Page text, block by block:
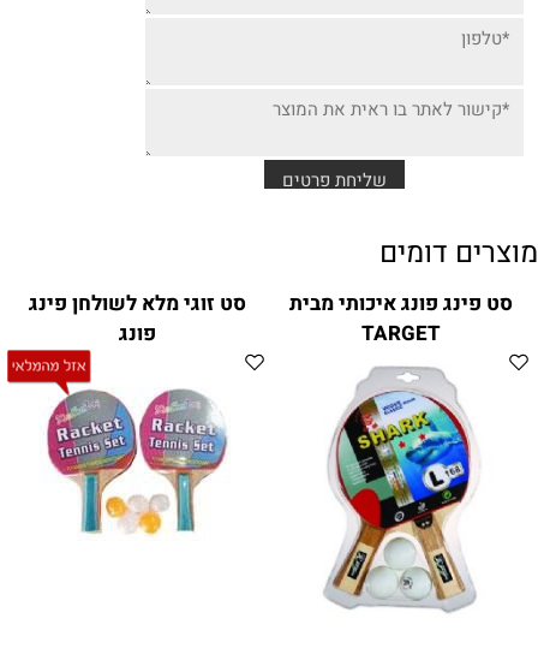
מוצרים דומים
סט פינג פונג איכותי מבית
TARGET
סט זוגי מלא לשולחן פינג
פונג